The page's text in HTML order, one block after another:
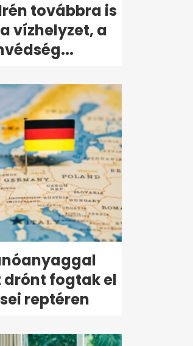
továbbra is
vízhelyzet, a
drónt fogtak el
reptéren